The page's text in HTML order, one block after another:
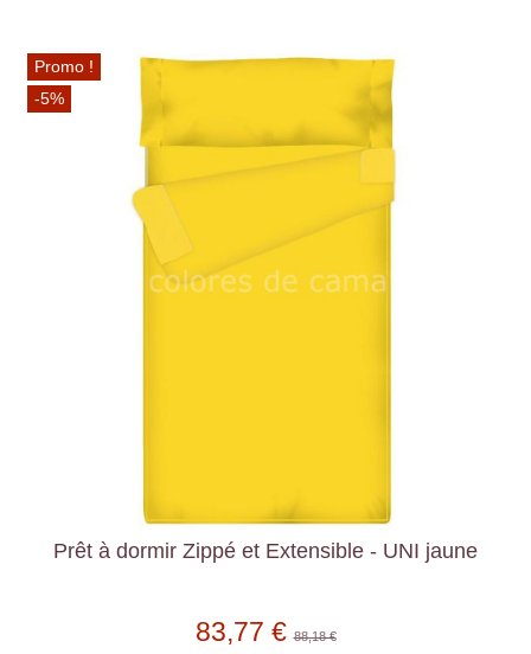
Promo !
-5%
Prêt à dormir Zippé et Extensible - UNI jaune
83,77 €88,18 €